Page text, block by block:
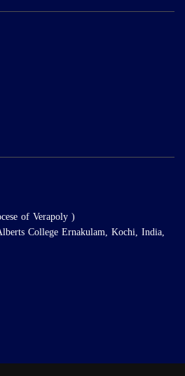
of Verapoly )
College Ernakulam, Kochi, India,